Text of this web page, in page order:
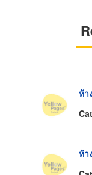
ห้า
ห้า